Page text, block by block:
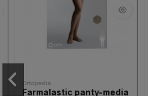
Ortopedia
Farmalastic panty-media